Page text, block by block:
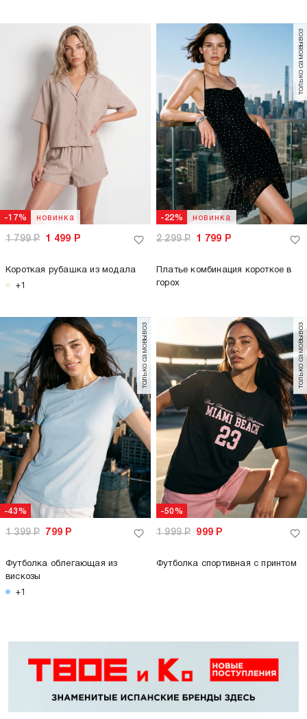
-17% новинка
1 799Р 1 499 Р
Короткая рубашка из модала
+1
-22% новинка
только самовывоз
2 299Р 1 799 Р
Платье комбинация короткое в
горох
-43%
только самовывоз
1 399Р 799 Р
Футболка облегающая из
вискозы
+1
-50%
только самовывоз
1 999Р 999 Р
Футболка спортивная с принтом